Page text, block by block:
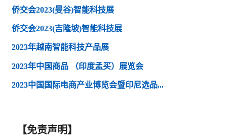
侨交会2023(曼谷)智能科技展
侨交会2023(吉隆坡)智能科技展
2023年越南智能科技产品展
2023年中国商品 （印度孟买）展览会
2023中国国际电商产业博览会暨印尼选品...
【免责声明】